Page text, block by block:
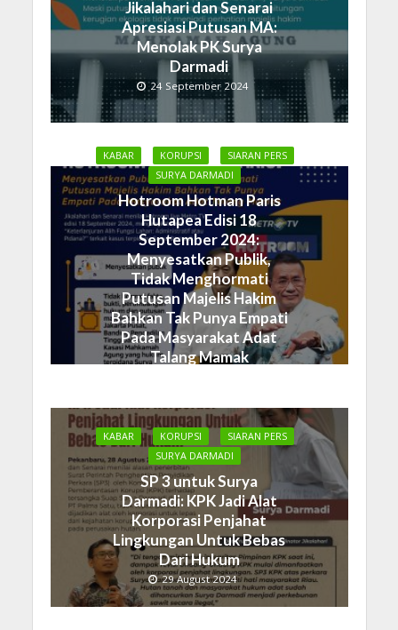
Jikalahari dan Senarai
Apresiasi Putusan MA:
Menolak PK Surya
Darmadi
24 September 2024
KABAR KORUPSI
SIARAN PERS
SURYA DARMADI
Hotroom Hotman Paris
Hutapea Edisi 18
September 2024:
Menyesatkan Publik,
Tidak Menghormati
Putusan Majelis Hakim
Bahkan Tak Punya Empati
Pada Masyarakat Adat
Talang Mamak
KABAR KORUPSI
SIARAN PERS
SURYA DARMADI
SP 3 untuk Surya
Darmadi: KPK Jadi Alat
Korporasi Penjahat
Lingkungan Untuk Bebas
Dari Hukum
29 August 2024